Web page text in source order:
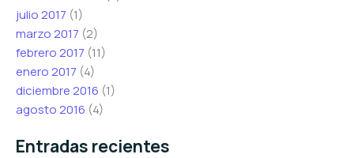
julio 2017 (1)
marzo 2017 (2)
febrero 2017 (11)
enero 2017 (4)
diciembre 2016 (1)
agosto 2016 (4)
Entradas recientes